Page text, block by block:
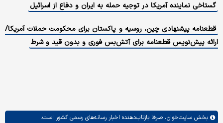
گستاخی نماینده آمریکا در توجیه حمله به ایران و دفاع از اسرائیل
قطعنامه پیشنهادی چین، روسیه و پاکستان برای محکومت حملات آمریکا/
ارائه پیش‌نویس قطعنامه‌ برای آتش‌بس فوری و بدون قید و شرط
بخش سایت‌خوان، صرفا بازتاب‌دهنده اخبار رسانه‌های رسمی کشور است.